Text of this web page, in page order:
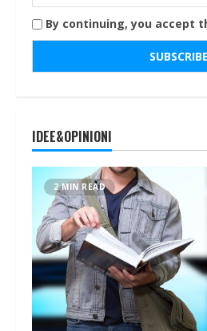
By continuing, you accept
IDEE&OPINIONI
2 MIN READ